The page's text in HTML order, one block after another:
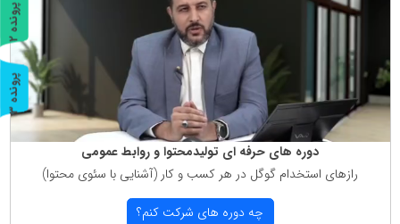
دوره های حرفه ای تولیدمحتوا و روابط عمومی
رازهای استخدام گوگل در هر كسب و كار (آشنایی با سئوی محتوا)
چه دوره های شركت كنم؟
پ
ر
و
ن
د
ه
2
پ
ر
و
ن
د
ه
3